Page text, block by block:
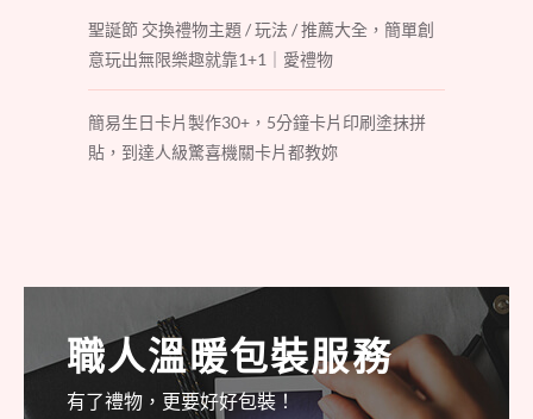
聖誕節 交換禮物主題 / 玩法 / 推薦大全，簡單創
意玩出無限樂趣就靠1+1｜愛禮物
簡易生日卡片製作30+，5分鐘卡片印刷塗抹拼
貼，到達人級驚喜機關卡片都教妳
職人溫暖包裝服務
有了禮物，更要好好包裝！